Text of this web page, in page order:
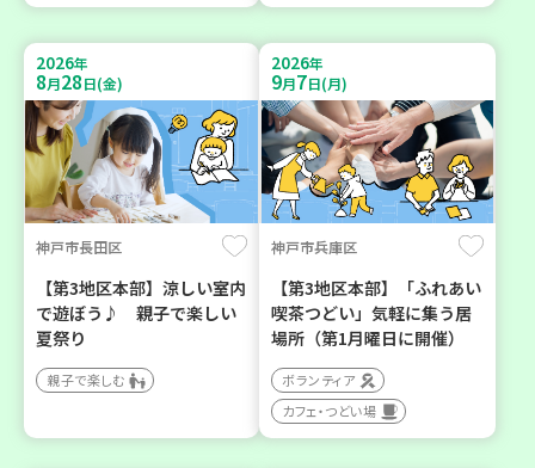
2026年
8月28日(金)
神戸市長田区
【第3地区本部】涼しい室内
で遊ぼう♪ 親子で楽しい
夏祭り
親子で楽しむ
2026年
9月7日(月)
神戸市兵庫区
【第3地区本部】「ふれあい
喫茶つどい」気軽に集う居
場所（第1月曜日に開催）
ボランティア
カフェ・つどい場